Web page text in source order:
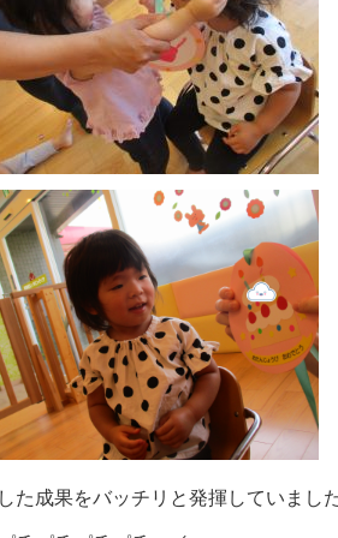
た成果をバッチリと発揮していまし